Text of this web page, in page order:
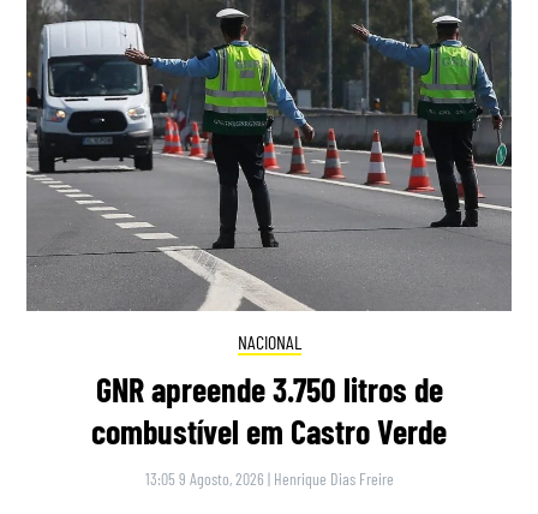
NACIONAL
GNR apreende 3.750 litros de
combustível em Castro Verde
13:05 9 Agosto, 2026 | Henrique Dias Freire